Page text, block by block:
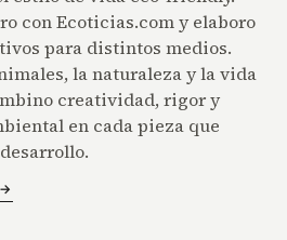
con Ecoticias.com y elaboro
para distintos medios.
la naturaleza y la vida
creatividad, rigor y
en cada pieza que
desarrollo.